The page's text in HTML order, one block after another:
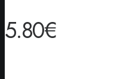
5.80€